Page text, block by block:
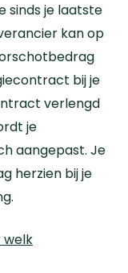
sinds je laatste
kan op
bij je
verlengd
je
aangepast. Je
herzien bij je
welk